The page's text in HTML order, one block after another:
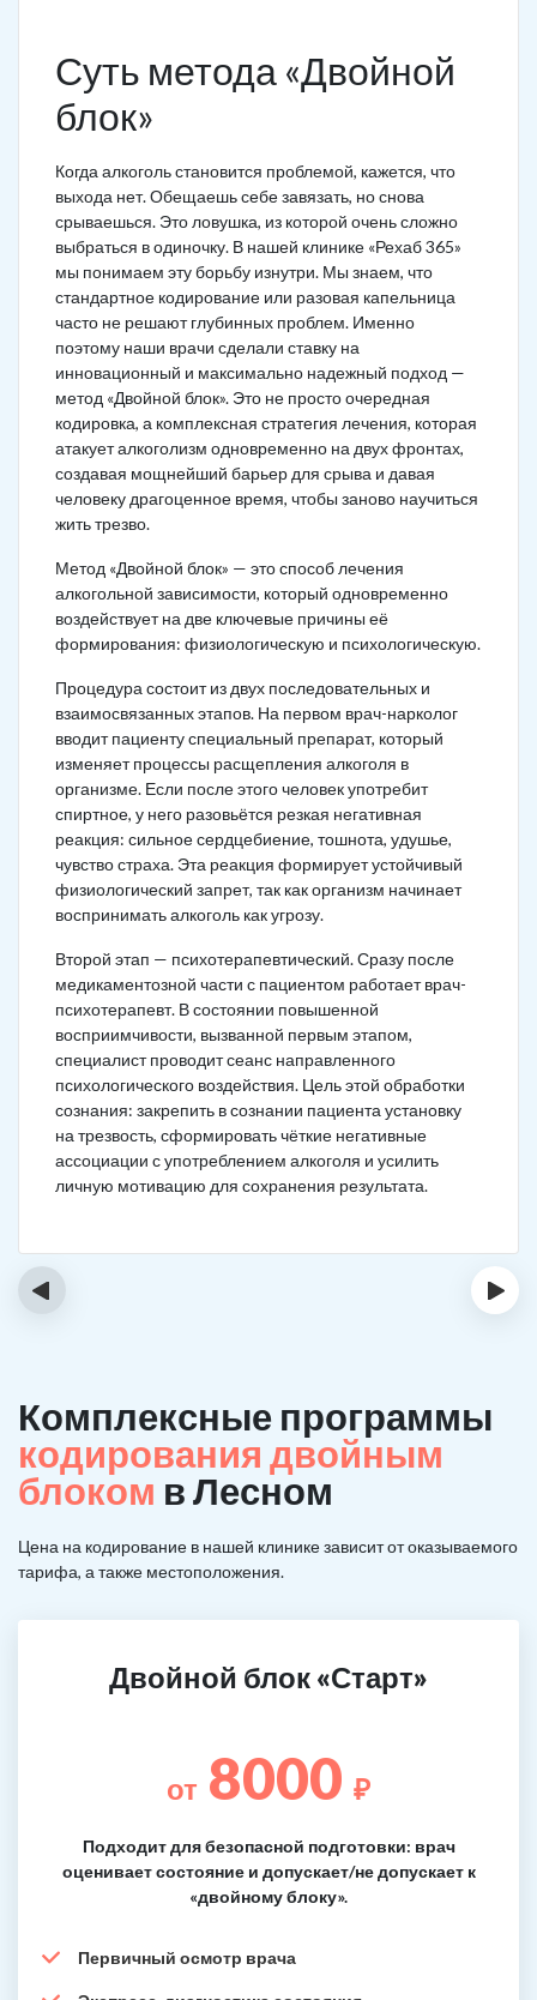
Суть метода «Двойной
блок»
Когда алкоголь становится проблемой, кажется, что
выхода нет. Обещаешь себе завязать, но снова
срываешься. Это ловушка, из которой очень сложно
выбраться в одиночку. В нашей клинике «Рехаб 365»
мы понимаем эту борьбу изнутри. Мы знаем, что
стандартное кодирование или разовая капельница
часто не решают глубинных проблем. Именно
поэтому наши врачи сделали ставку на
инновационный и максимально надежный подход —
метод «Двойной блок». Это не просто очередная
кодировка, а комплексная стратегия лечения, которая
атакует алкоголизм одновременно на двух фронтах,
создавая мощнейший барьер для срыва и давая
человеку драгоценное время, чтобы заново научиться
жить трезво.
Метод «Двойной блок» — это способ лечения
алкогольной зависимости, который одновременно
воздействует на две ключевые причины её
формирования: физиологическую и психологическую.
Процедура состоит из двух последовательных и
взаимосвязанных этапов. На первом врач-нарколог
вводит пациенту специальный препарат, который
изменяет процессы расщепления алкоголя в
организме. Если после этого человек употребит
спиртное, у него разовьётся резкая негативная
реакция: сильное сердцебиение, тошнота, удушье,
чувство страха. Эта реакция формирует устойчивый
физиологический запрет, так как организм начинает
воспринимать алкоголь как угрозу.
Второй этап — психотерапевтический. Сразу после
медикаментозной части с пациентом работает врач-
психотерапевт. В состоянии повышенной
восприимчивости, вызванной первым этапом,
специалист проводит сеанс направленного
психологического воздействия. Цель этой обработки
сознания: закрепить в сознании пациента установку
на трезвость, сформировать чёткие негативные
ассоциации с употреблением алкоголя и усилить
личную мотивацию для сохранения результата.
‹ ›
Комплексные программы
кодирования двойным
блоком в Лесном
Цена на кодирование в нашей клинике зависит от оказываемого
тарифа, а также местоположения.
Двойной блок «Старт»
от 8000 ₽
Подходит для безопасной подготовки: врач
оценивает состояние и допускает/не допускает к
«двойному блоку».
Первичный осмотр врача